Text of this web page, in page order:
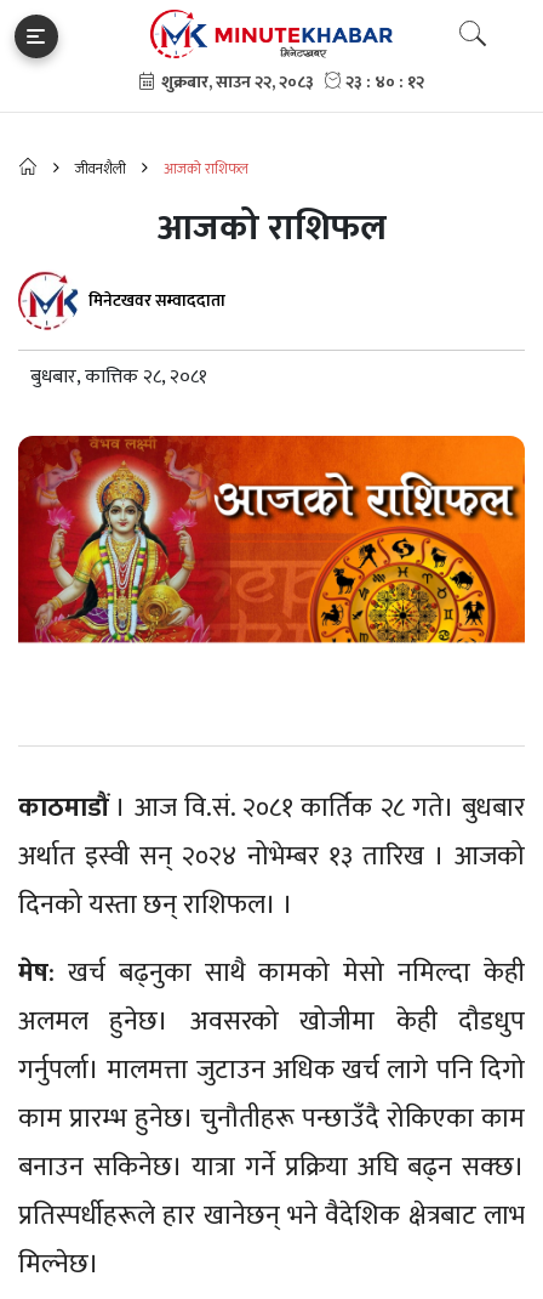
जीवनशैली आजको राशिफल
आजको राशिफल
मिनेटखवर सम्वाददाता
बुधबार, कात्तिक २८, २०८१
काठमाडौं। आज वि.सं. २०८१ कार्तिक २८ गते। बुधबार
अर्थात इस्वी सन् २०२४ नोभेम्बर १३ तारिख । आजको
दिनको यस्ता छन् राशिफल। ।
मेष: खर्च बढ्नुका साथै कामको मेसो नमिल्दा केही
अलमल हुनेछ। अवसरको खोजीमा केही दौडधुप
गर्नुपर्ला। मालमत्ता जुटाउन अधिक खर्च लागे पनि दिगो
काम प्रारम्भ हुनेछ। चुनौतीहरू पन्छाउँदै रोकिएका काम
बनाउन सकिनेछ। यात्रा गर्ने प्रक्रिया अघि बढ्न सक्छ।
प्रतिस्पर्धीहरूले हार खानेछन् भने वैदेशिक क्षेत्रबाट लाभ
मिल्नेछ।